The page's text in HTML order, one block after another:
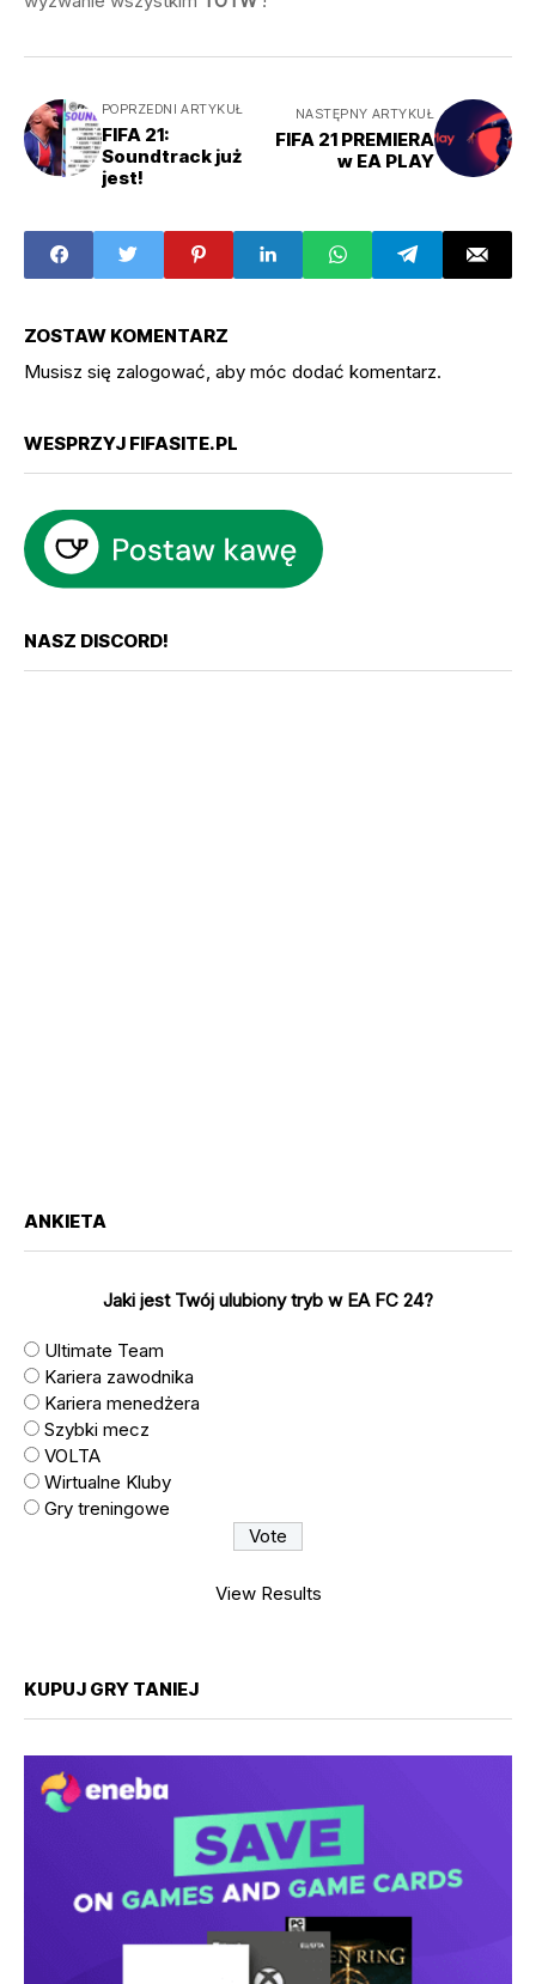
POPRZEDNI ARTYKUŁ
FIFA 21:
Soundtrack już
jest!
NASTĘPNY ARTYKUŁ
FIFA 21 PREMIERA
w EA PLAY
ZOSTAW KOMENTARZ
Musisz się zalogować , aby móc dodać komentarz.
WESPRZYJ FIFASITE.PL
NASZ DISCORD!
ANKIETA
Jaki jest Twój ulubiony tryb w EA FC 24?
Ultimate Team
Kariera zawodnika
Kariera menedżera
Szybki mecz
VOLTA
Wirtualne Kluby
Gry treningowe
View Results
KUPUJ GRY TANIEJ